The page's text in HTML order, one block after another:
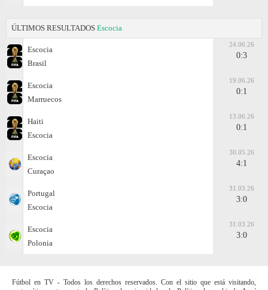
ÚLTIMOS RESULTADOS Escocia
Escocia
Brasil
24.06.26
0:3
Escocia
Marruecos
19.06.26
0:1
Haiti
Escocia
13.06.26
0:1
Escocia
Curaçao
30.05.26
4:1
Portugal
Escocia
31.03.26
3:0
Escocia
Polonia
31.03.26
3:0
Fútbol en TV - Todos los derechos reservados. Con el sitio que está visitando,